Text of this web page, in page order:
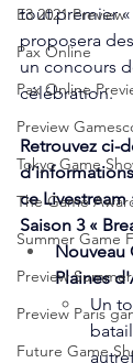
E3 2021 Preview
Pax Online
Pax Online
Preview
Tokyo Game
The Game
Summer Game
Preview
Preview Paris
Future Game
tout premier «
proposera
un concours
célébration.
Retrouvez ci-
ce
Saison 3 «
Nouveau
Plaines
Un